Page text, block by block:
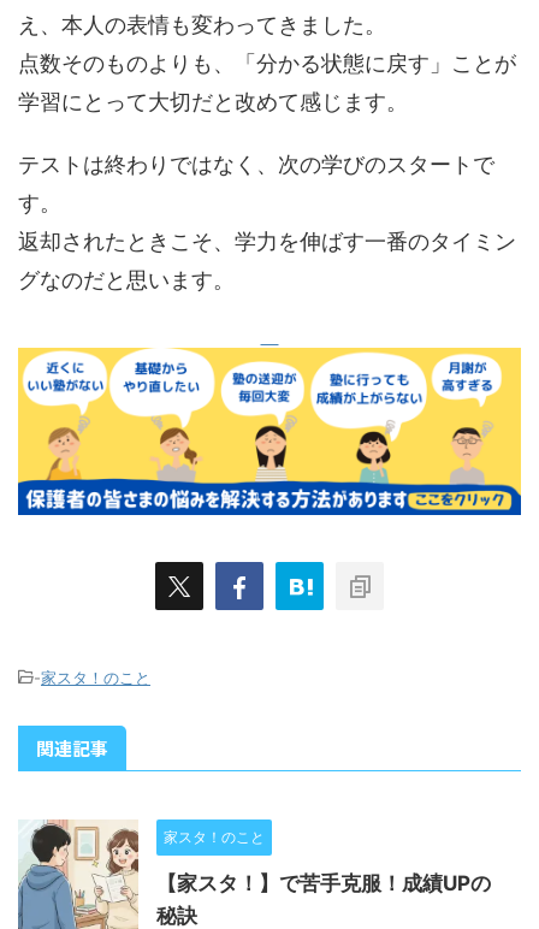
え、本人の表情も変わってきました。
点数そのものよりも、「分かる状態に戻す」ことが
学習にとって大切だと改めて感じます。
テストは終わりではなく、次の学びのスタートで
す。
返却されたときこそ、学力を伸ばす一番のタイミン
グなのだと思います。
-家スタ！のこと
関連記事
家スタ！のこと
【家スタ！】で苦手克服！成績UPの
秘訣